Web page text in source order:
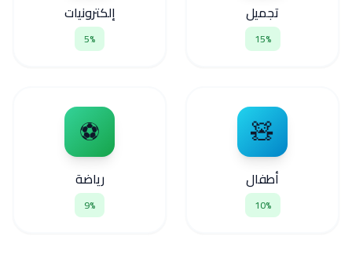
تجميل
15%
إلكترونيات
5%
🧸
أطفال
10%
⚽
رياضة
9%